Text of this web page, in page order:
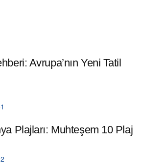
Avrupa’nın Yeni Tatil
Plajları: Muhteşem 10 Plaj